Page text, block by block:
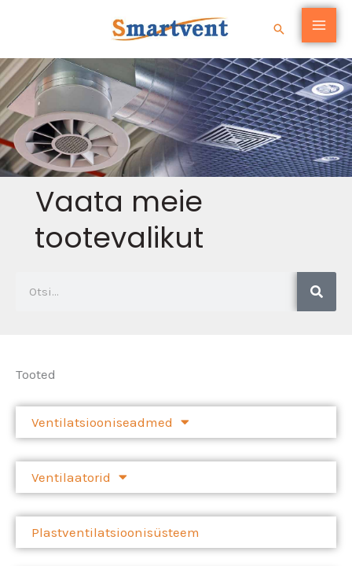
content
Search
Vaata meie
tootevalikut
Tooted
Ventilatsiooniseadmed
Ventilaatorid
Plastventilatsioonisüsteem